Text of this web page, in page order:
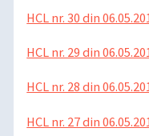
HCL nr. 30 din
HCL nr. 29 din
HCL nr. 28 din
HCL nr. 27 din